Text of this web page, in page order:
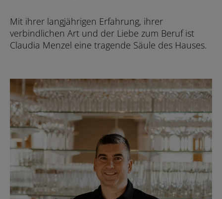
Mit ihrer langjährigen Erfahrung, ihrer
verbindlichen Art und der Liebe zum Beruf ist
Claudia Menzel eine tragende Säule des Hauses.